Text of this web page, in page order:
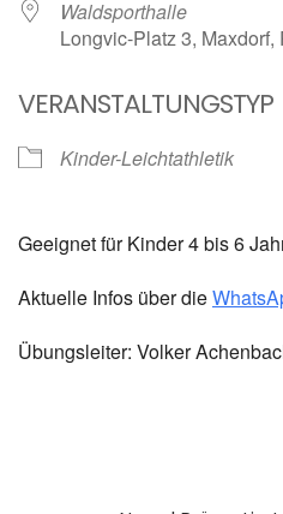
Waldsporthalle
Longvic-Platz 3,
VERANSTALTUNGSTYP
Kinder-Leichtathletik
Geeignet für Kinder 4 bis 6
Aktuelle Infos über die
Übungsleiter: Volker